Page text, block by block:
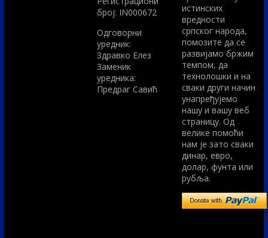
број: IN000672
Одговорни
уредник:
Здравко Елез
Заменик
уредника:
Предраг Савић
истинских
вредности
српског народа,
помозите да се
развијамо бржим
темпом, да
технолошки и на
сваки други начин
унапређујемо
нашу и вашу веб
страницу. Од
велике помоћи
нам је зато сваки
динар, евро,
долар, фунта или
рубља.